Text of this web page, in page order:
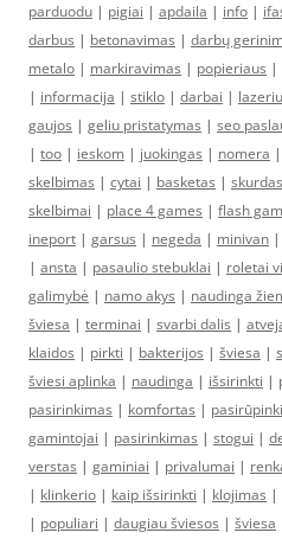
parduodu | pigiai | apdaila | info |
darbus | betonavimas | darbų
metalo | markiravimas | popieriaus |
| informacija | stiklo | darbai | lazeriu
gaujos | geliu pristatymas | seo
| too | ieskom | juokingas | nomera |
skelbimas | cytai | basketas | skurdas
skelbimai | place 4 games | flash
ineport | garsus | negeda | minivan |
| ansta | pasaulio stebuklai | roletai
galimybė | namo akys | naudinga
šviesa | terminai | svarbi dalis |
klaidos | pirkti | bakterijos | šviesa |
šviesi aplinka | naudinga | išsirinkti |
pasirinkimas | komfortas |
gamintojai | pasirinkimas | stogui |
verstas | gaminiai | privalumai |
| klinkerio | kaip išsirinkti | klojimas |
| populiari | daugiau šviesos | šviesa